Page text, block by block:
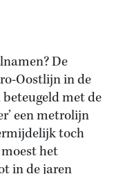
De
Oostlijn in de
met de
een metrolijn
toch
het
in de jaren